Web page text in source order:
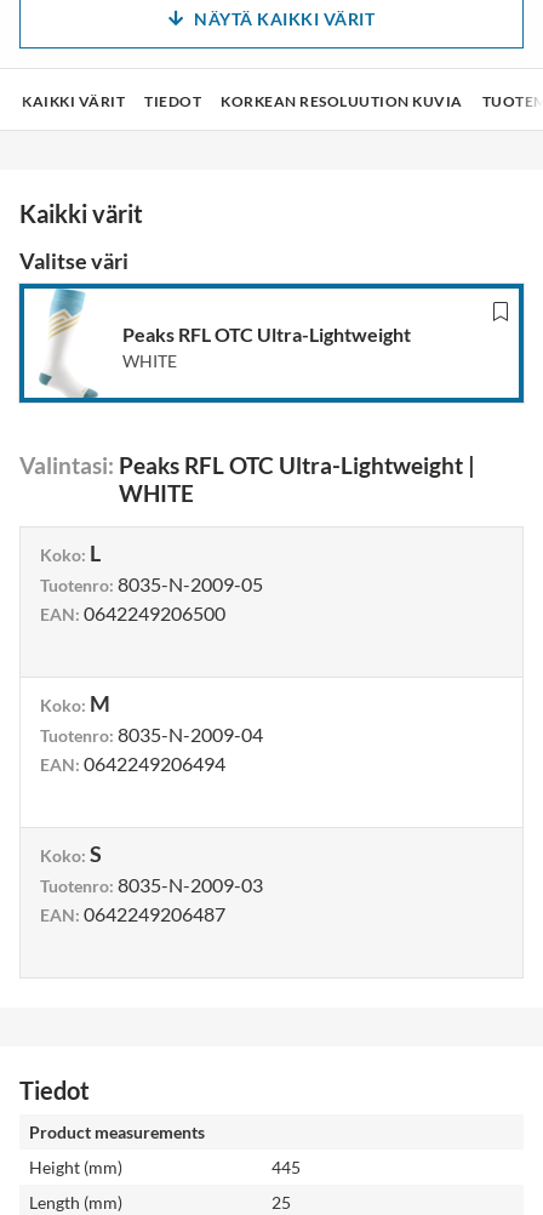
NÄYTÄ KAIKKI VÄRIT
KAIKKI VÄRIT TIEDOT KORKEAN RESOLUUTION KUVIA
Kaikki värit
Valitse väri
Peaks RFL OTC Ultra-Lightweight
WHITE
Valintasi: Peaks RFL OTC Ultra-Lightweight |
WHITE
Koko: L
Tuotenro: 8035-N-2009-05
EAN: 0642249206500
Koko: M
Tuotenro: 8035-N-2009-04
EAN: 0642249206494
Koko: S
Tuotenro: 8035-N-2009-03
EAN: 0642249206487
Tiedot
Product measurements
Height (mm)
445
Length (mm)
25